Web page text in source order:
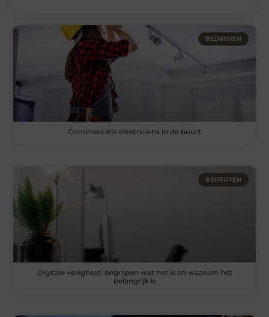
BEDRIJVEN
Commerciële elektriciens in de buurt
BEDRIJVEN
Digitale veiligheid: begrijpen wat het is en waarom het
belangrijk is